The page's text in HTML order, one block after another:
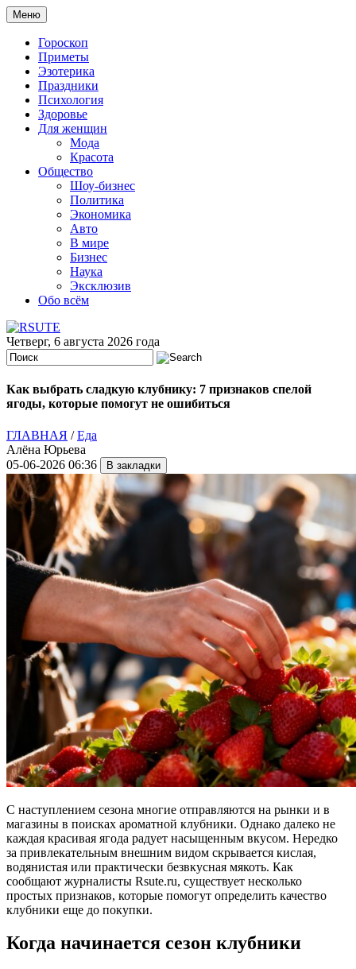
Меню
Гороскоп
Приметы
Эзотерика
Праздники
Психология
Здоровье
Для женщин
Мода
Красота
Общество
Шоу-бизнес
Политика
Экономика
Авто
В мире
Бизнес
Наука
Эксклюзив
Обо всём
Четверг, 6 августа 2026 года
Как выбрать сладкую клубнику: 7 признаков спелой
ягоды, которые помогут не ошибиться
ГЛАВНАЯ /Еда
Алёна Юрьева
05-06-2026 06:36
С наступлением сезона многие отправляются на рынки и в
магазины в поисках ароматной клубники. Однако далеко не
каждая красивая ягода радует насыщенным вкусом. Нередко
за привлекательным внешним видом скрывается кислая,
водянистая или практически безвкусная мякоть. Как
сообщают журналисты Rsute.ru, существует несколько
простых признаков, которые помогут определить качество
клубники еще до покупки.
Когда начинается сезон клубники